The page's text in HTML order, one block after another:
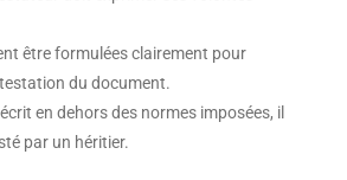
être formulées clairement pour
du document.
en dehors des normes imposées, il
par un héritier.